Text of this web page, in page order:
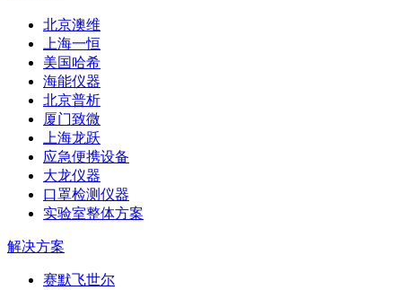
北京澳维
上海一恒
美国哈希
海能仪器
北京普析
厦门致微
上海龙跃
应急便携设备
大龙仪器
口罩检测仪器
实验室整体方案
解决方案
赛默飞世尔